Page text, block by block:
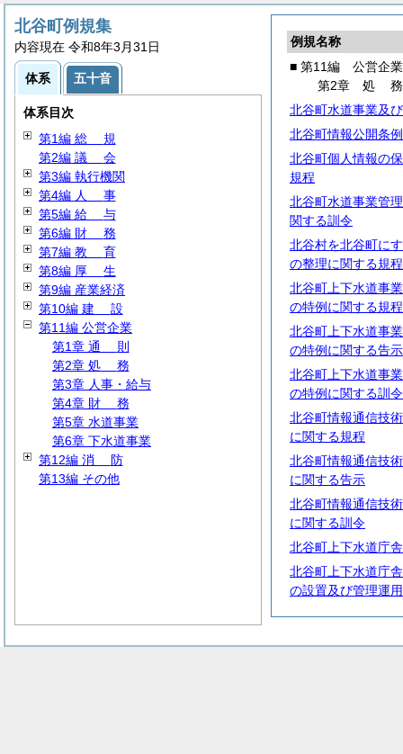
例規名称
■ 第11編 公営企業
第2章 処務
北谷町水道事業及
北谷町情報公開条
北谷町個人情報の
規程
北谷町水道事業管
関する訓令
北谷村を北谷町に
の整理に関する規程
北谷町上下水道事
の特例に関する規程
北谷町上下水道事
の特例に関する告示
北谷町上下水道事
の特例に関する訓令
北谷町情報通信技
に関する規程
北谷町情報通信技
に関する告示
北谷町情報通信技
に関する訓令
北谷町上下水道庁
北谷町上下水道庁
の設置及び管理運
北谷町例規集
内容現在 令和8年3月31日
体系 五十音
体系目次
第1編 総 規
第2編 議 会
第3編 執行機関
第4編 人 事
第5編 給 与
第6編 財 務
第7編 教 育
第8編 厚 生
第9編 産業経済
第10編 建 設
第11編 公営企業
第1章 通 則
第2章 処 務
第3章 人事・給与
第4章 財 務
第5章 水道事業
第6章 下水道事業
第12編 消 防
第13編 その他